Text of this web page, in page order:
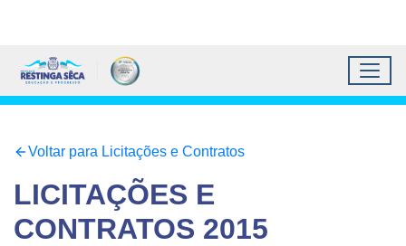
Topo do site
Ir para conteúdo principal
Todos os atalhos
Conteúdo principal
Conteúdo Principal
Prefeitura Municipal de
Voltar para Licitações e Contratos
LICITAÇÕES E
CONTRATOS 2015